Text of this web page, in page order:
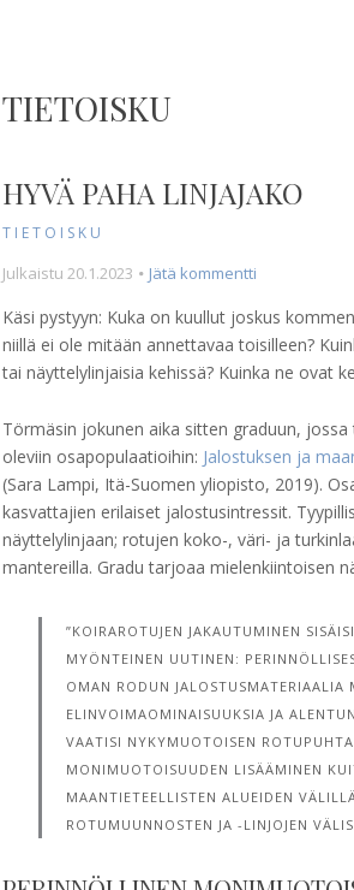
TIETOISKU
HYVÄ PAHA LINJAJAKO
TIETOISKU
Julkaistu 20.1.2023 Jätä kommenttijulkaisuun
paha
linjajako
Käsi pystyyn: Kuka on kuullut joskus
niillä ei ole mitään annettavaa toisilleen?
tai näyttelylinjaisia kehissä? Kuinka ne ovat
Törmäsin jokunen aika sitten graduun,
oleviin osapopulaatioihin: Jalostuksen ja
(Sara Lampi, Itä-Suomen yliopisto, 2019).
kasvattajien erilaiset jalostusintressit.
näyttelylinjaan; rotujen koko-, väri- ja
mantereilla. Gradu tarjoaa mielenkiintoisen
”KOIRAROTUJEN JAKAUTUMINEN
MYÖNTEINEN UUTINEN:
OMAN RODUN
ELINVOIMAOMINAISUUKSIA JA
VAATISI NYKYMUOTOISEN
MONIMUOTOISUUDEN LISÄÄMINEN
MAANTIETEELLISTEN ALUEIDEN
ROTUMUUNNOSTEN JA -LINJOJEN